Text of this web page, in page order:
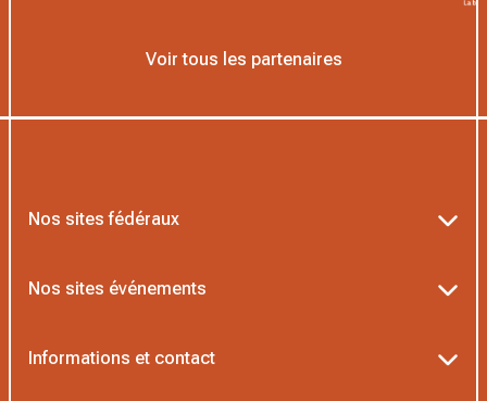
Voir tous les partenaires
Nos sites fédéraux
Nos sites événements
Informations et contact